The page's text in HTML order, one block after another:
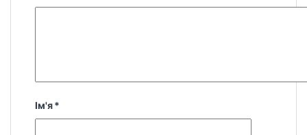
Ім'я*